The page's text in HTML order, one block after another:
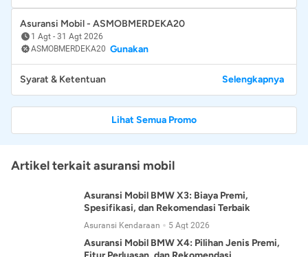
Asuransi Mobil - ASMOBMERDEKA20
1 Agt - 31 Agt 2026
ASMOBMERDEKA20 Gunakan
Syarat & Ketentuan Selengkapnya
Lihat Semua Promo
Artikel terkait asuransi mobil
Asuransi Mobil BMW X3: Biaya Premi,
Spesifikasi, dan Rekomendasi Terbaik
Asuransi Kendaraan 5 Agt 2026
Asuransi Mobil BMW X4: Pilihan Jenis Premi,